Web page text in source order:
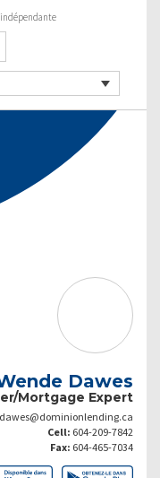
Dawes
Mortgage Expert
Cell: 604-209-7842
Fax: 604-465-7034